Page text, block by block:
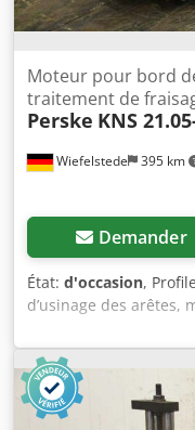
Wiefelstede 395 km
Moteur pour bord
traitement de
Perske KNS
Demander
État: d'occasion,
d’usinage des
d’usinage, moteur
de fraisage Dodjfkg
kW, 11 160/17 250 tr/
Diamètre de l’arbre :
190/70/H95 mm - Poids